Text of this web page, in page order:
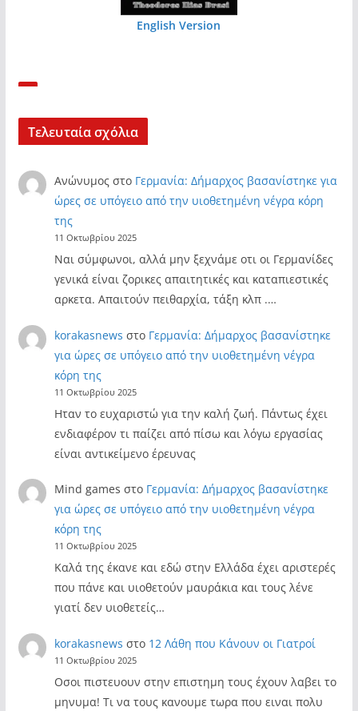
English Version
Τελευταία σχόλια
Ανώνυμος στο Γερμανία: Δήμαρχος βασανίστηκε για
ώρες σε υπόγειο από την υιοθετημένη νέγρα κόρη
της
11 Οκτωβρίου 2025
Ναι σύμφωνοι, αλλά μην ξεχνάμε οτι οι Γερμανίδες
γενικά είναι ζορικες απαιτητικές και καταπιεστικές
αρκετα. Απαιτούν πειθαρχία, τάξη κλπ .…
korakasnews στο Γερμανία: Δήμαρχος βασανίστηκε
για ώρες σε υπόγειο από την υιοθετημένη νέγρα
κόρη της
11 Οκτωβρίου 2025
Ηταν το ευχαριστώ για την καλή ζωή. Πάντως έχει
ενδιαφέρον τι παίζει από πίσω και λόγω εργασίας
είναι αντικείμενο έρευνας
Mind games στο Γερμανία: Δήμαρχος βασανίστηκε
για ώρες σε υπόγειο από την υιοθετημένη νέγρα
κόρη της
11 Οκτωβρίου 2025
Καλά της έκανε και εδώ στην Ελλάδα έχει αριστερές
που πάνε και υιοθετούν μαυράκια και τους λένε
γιατί δεν υιοθετείς…
korakasnews στο 12 Λάθη που Κάνουν οι Γιατροί
11 Οκτωβρίου 2025
Οσοι πιστευουν στην επιστημη τους έχουν λαβει το
μηνυμα! Τι να τους κανουμε τωρα που ειναι πολυ